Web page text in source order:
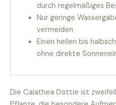
durch regelmäßiges
Nur geringe
vermeiden
Einen hellen bis
ohne direkte
Die Calathea Dottie ist